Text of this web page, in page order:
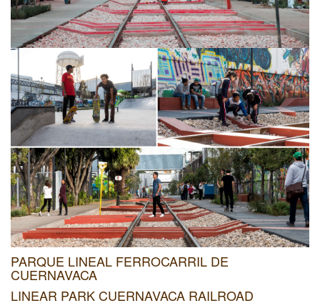
PARQUE LINEAL FERROCARRIL DE
CUERNAVACA
LINEAR PARK CUERNAVACA RAILROAD